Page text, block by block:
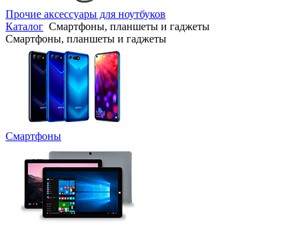
Прочие аксессуары для ноутбуков
Каталог Смартфоны, планшеты и гаджеты
Смартфоны, планшеты и гаджеты
Смартфоны